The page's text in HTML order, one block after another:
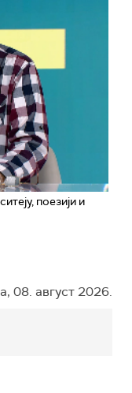
поезији и
08. август 2026.